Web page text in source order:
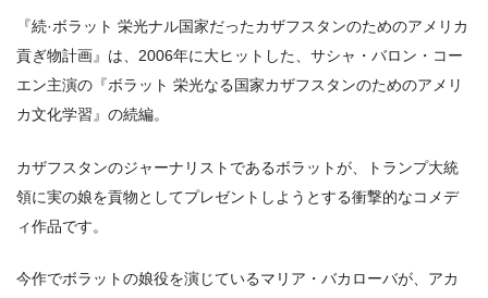
＼＼30日間無料!!お試し解約もOK／／
今すぐ無料でAmazonプライムビデオで見る
『続·ボラット 栄光ナル国家だったカザフスタンのためのアメリカ
貢ぎ物計画』は、2006年に大ヒットした、サシャ・バロン・コー
エン主演の『ボラット 栄光なる国家カザフスタンのためのアメリ
カ文化学習』の続編。
カザフスタンのジャーナリストであるボラットが、トランプ大統
領に実の娘を貢物としてプレゼントしようとする衝撃的なコメデ
ィ作品です。
今作でボラットの娘役を演じているマリア・バカローバが、アカ